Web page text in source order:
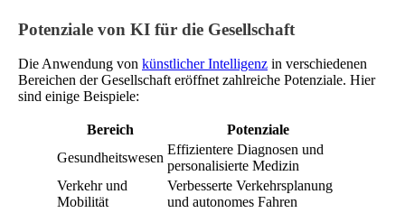
Potenziale von KI für die Gesellschaft
Die Anwendung von künstlicher Intelligenz in verschiedenen
Bereichen der Gesellschaft eröffnet zahlreiche Potenziale. Hier
sind einige Beispiele:
Bereich
Potenziale
Gesundheitswesen
Effizientere Diagnosen und
personalisierte Medizin
Verkehr und
Mobilität
Verbesserte Verkehrsplanung
und autonomes Fahren